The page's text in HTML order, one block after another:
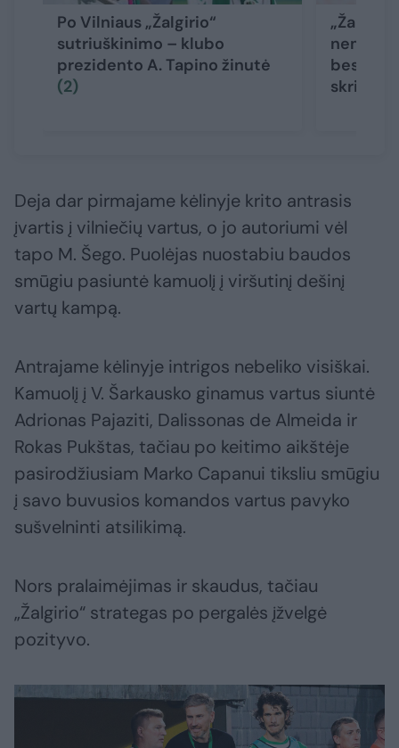
Po Vilniaus „Žalgirio“
sutriuškinimo – klubo
prezidento A. Tapino žinutė
(2)
skriejo
Deja dar pirmajame kėlinyje krito antrasis
įvartis į vilniečių vartus, o jo autoriumi vėl
tapo M. Šego. Puolėjas nuostabiu baudos
smūgiu pasiuntė kamuolį į viršutinį dešinį
vartų kampą.
Antrajame kėlinyje intrigos nebeliko visiškai.
Kamuolį į V. Šarkausko ginamus vartus siuntė
Adrionas Pajaziti, Dalissonas de Almeida ir
Rokas Pukštas, tačiau po keitimo aikštėje
pasirodžiusiam Marko Capanui tiksliu smūgiu
į savo buvusios komandos vartus pavyko
sušvelninti atsilikimą.
Nors pralaimėjimas ir skaudus, tačiau
„Žalgirio“ strategas po pergalės įžvelgė
pozityvo.